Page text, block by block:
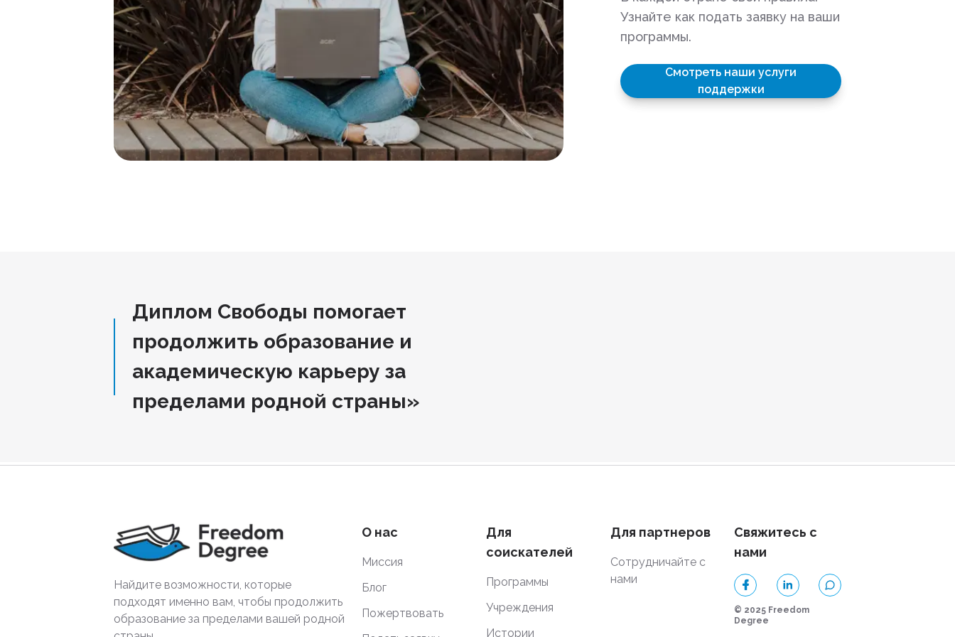
Узнайте как подать заявку на ваши
программы.
Смотреть наши услуги
поддержки
Диплом Свободы помогает
продолжить образование и
академическую карьеру за
пределами родной страны»
Найдите возможности, которые
подходят именно вам, чтобы продолжить
образование за пределами вашей родной
О нас
Миссия
Блог
Пожертвовать
Для
соискателей
Программы
Учреждения
Истории
Для партнеров
Сотрудничайте с
нами
Свяжитесь с
нами
© 2025 Freedom
Degree